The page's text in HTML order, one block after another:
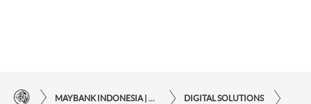
MAYBANK INDONESIA | KEMUDAHAN TRANSAKSI FINANSIAL DI UJUNG JARI ANDA DIGITAL SOLUTIONS